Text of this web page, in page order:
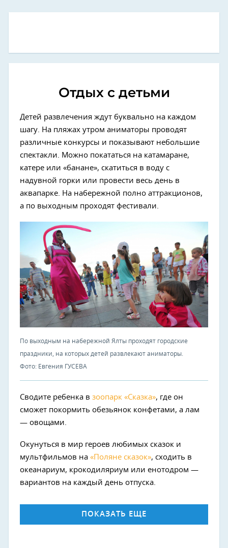
Отдых с детьми
Детей развлечения ждут буквально на каждом
шагу. На пляжах утром аниматоры проводят
различные конкурсы и показывают небольшие
спектакли. Можно покататься на катамаране,
катере или «банане», скатиться в воду с
надувной горки или провести весь день в
аквапарке. На набережной полно аттракционов,
а по выходным проходят фестивали.
По выходным на набережной Ялты проходят городские
праздники, на которых детей развлекают аниматоры.
Фото: Евгения ГУСЕВА
Сводите ребенка в зоопарк «Сказка», где он
сможет покормить обезьянок конфетами, а лам
— овощами.
Окунуться в мир героев любимых сказок и
мультфильмов на «Поляне сказок», сходить в
океанариум, крокодиляриум или енотодром —
вариантов на каждый день отпуска.
ПОКАЗАТЬ ЕЩЕ